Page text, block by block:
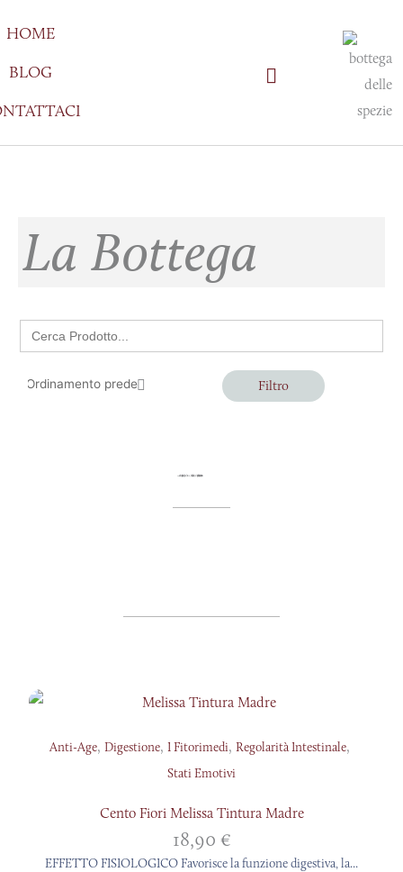
al
contenuto
HOME
BLOG
La Bottega
Search
for:
Filtro
Anti-Age, Digestione, I Fitorimedi, Regolarità Intestinale,
Stati Emotivi
Cento Fiori Melissa Tintura Madre
18,90 €
EFFETTO FISIOLOGICO Favorisce la funzione digestiva, la...